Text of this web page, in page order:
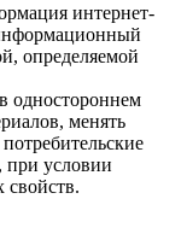
интернет-
определяемой
одностороннем
менять
при условии